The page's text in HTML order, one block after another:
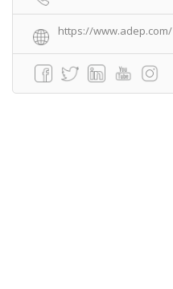
https://www.adep.com/